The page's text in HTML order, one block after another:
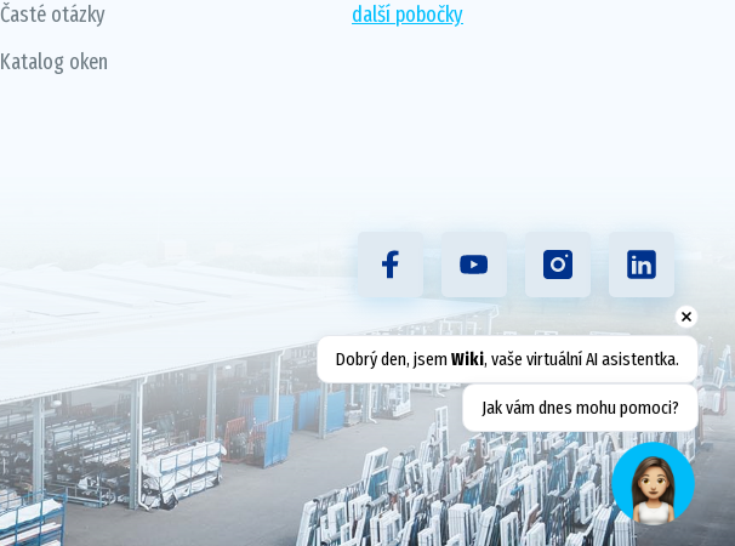
Časté otázky
Katalog oken
další pobočky
Dobrý den, jsem Wiki, vaše virtuální AI asistentka.
Jak vám dnes mohu pomoci?